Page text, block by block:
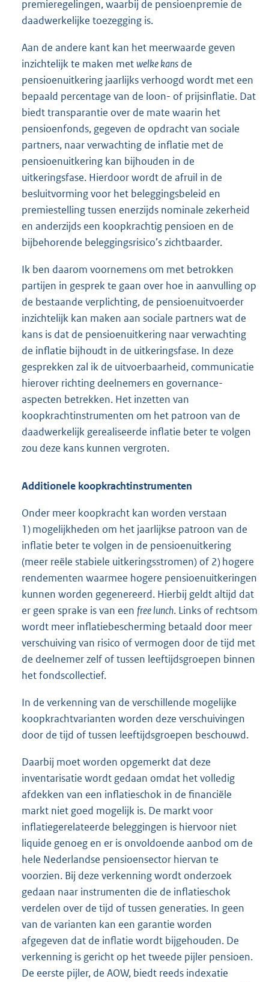
premieregelingen, waarbij de pensioenpremie de
daadwerkelijke toezegging is.
Aan de andere kant kan het meerwaarde geven
inzichtelijk te maken metwelke kans de
pensioenuitkering jaarlijks verhoogd wordt met een
bepaald percentage van de loon- of prijsinflatie. Dat
biedt transparantie over de mate waarin het
pensioenfonds, gegeven de opdracht van sociale
partners, naar verwachting de inflatie met de
pensioenuitkering kan bijhouden in de
uitkeringsfase. Hierdoor wordt de afruil in de
besluitvorming voor het beleggingsbeleid en
premiestelling tussen enerzijds nominale zekerheid
en anderzijds een koopkrachtig pensioen en de
bijbehorende beleggingsrisico’s zichtbaarder.
Ik ben daarom voornemens om met betrokken
partijen in gesprek te gaan over hoe in aanvulling op
de bestaande verplichting, de pensioenuitvoerder
inzichtelijk kan maken aan sociale partners wat de
kans is dat de pensioenuitkering naar verwachting
de inflatie bijhoudt in de uitkeringsfase. In deze
gesprekken zal ik de uitvoerbaarheid, communicatie
hierover richting deelnemers en governance-
aspecten betrekken. Het inzetten van
koopkrachtinstrumenten om het patroon van de
daadwerkelijk gerealiseerde inflatie beter te volgen
zou deze kans kunnen vergroten.
Additionele koopkrachtinstrumenten
Onder meer koopkracht kan worden verstaan
1) mogelijkheden om het jaarlijkse patroon van de
inflatie beter te volgen in de pensioenuitkering
(meer reële stabiele uitkeringsstromen) of 2) hogere
rendementen waarmee hogere pensioenuitkeringen
kunnen worden gegenereerd. Hierbij geldt altijd dat
er geen sprake is van een free lunch. Links of rechtsom
wordt meer inflatiebescherming betaald door meer
verschuiving van risico of vermogen door de tijd met
de deelnemer zelf of tussen leeftijdsgroepen binnen
het fondscollectief.
In de verkenning van de verschillende mogelijke
koopkrachtvarianten worden deze verschuivingen
door de tijd of tussen leeftijdsgroepen beschouwd.
Daarbij moet worden opgemerkt dat deze
inventarisatie wordt gedaan omdat het volledig
afdekken van een inflatieschok in de financiële
markt niet goed mogelijk is. De markt voor
inflatiegerelateerde beleggingen is hiervoor niet
liquide genoeg en er is onvoldoende aanbod om de
hele Nederlandse pensioensector hiervan te
voorzien. Bij deze verkenning wordt onderzoek
gedaan naar instrumenten die de inflatieschok
verdelen over de tijd of tussen generaties. In geen
van de varianten kan een garantie worden
afgegeven dat de inflatie wordt bijgehouden. De
verkenning is gericht op het tweede pijler pensioen.
De eerste pijler, de AOW, biedt reeds indexatie